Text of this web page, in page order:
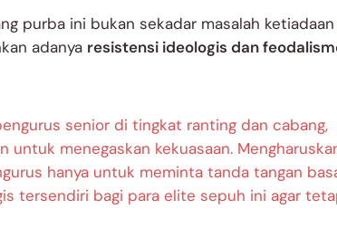
purba ini bukan sekadar masalah ketiadaan
adanya resistensi ideologis dan
senior di tingkat ranting dan cabang,
menegaskan kekuasaan.
hanya untuk meminta tanda tangan
tersendiri bagi para elite sepuh ini agar